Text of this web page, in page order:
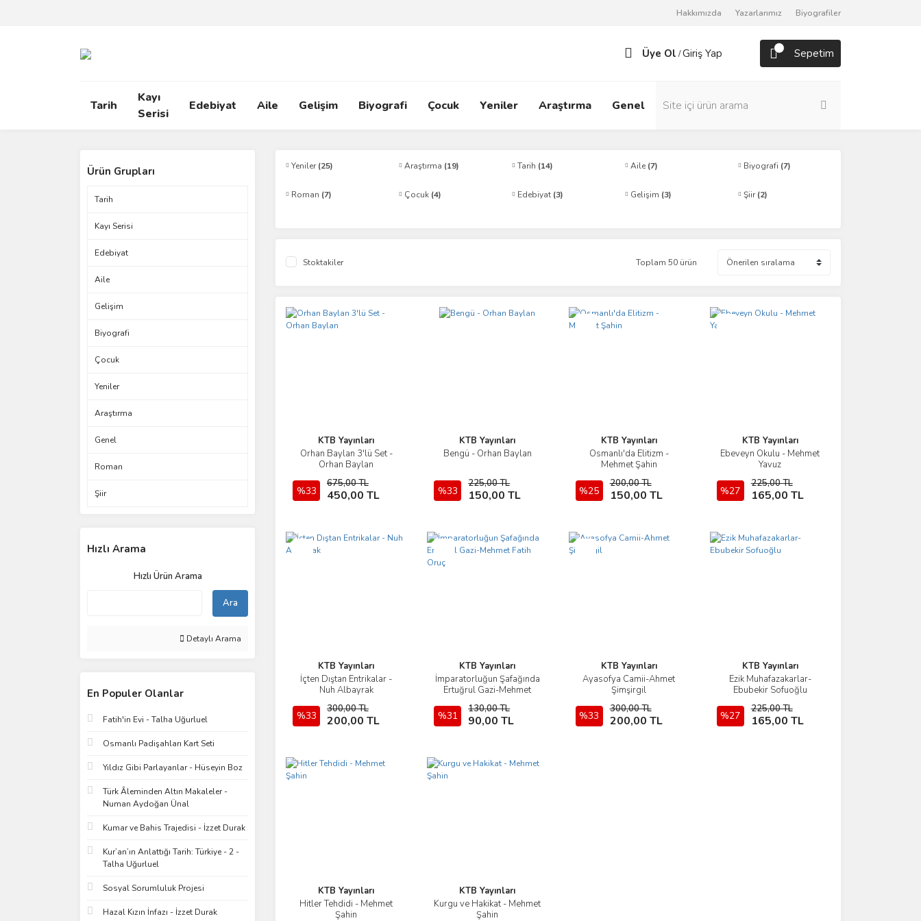
Hakkımızda Yazarlarımız Biyografiler
Üye Ol /Giriş Yap Sepetim
Tarih
Kayı
Serisi
Edebiyat Aile Gelişim Biyografi Çocuk Yeniler Araştırma Genel Roman
Ürün Grupları
Tarih
Kayı Serisi
Edebiyat
Aile
Gelişim
Biyografi
Çocuk
Yeniler
Araştırma
Genel
Roman
Şiir
Hızlı Arama
Hızlı Ürün Arama
Ara
Detaylı Arama
En Populer Olanlar
Fatih'in Evi - Talha Uğurluel
Osmanlı Padişahları Kart Seti
Yıldız Gibi Parlayanlar - Hüseyin Boz
Türk Âleminden Altın Makaleler -
Numan Aydoğan Ünal
Kumar ve Bahis Trajedisi - İzzet Durak
Kur’an’ın Anlattığı Tarih: Türkiye - 2 -
Talha Uğurluel
Sosyal Sorumluluk Projesi
Hazal Kızın İnfazı - İzzet Durak
Yeniler(25) Araştırma (19) Tarih (14) Aile (7) Biyografi (7)
Roman (7) Çocuk (4) Edebiyat (3) Gelişim (3) Şiir(2)
Stoktakiler Toplam 50 ürün
KTB Yayınları
Orhan Baylan 3'lü Set -
Orhan Baylan
%33
675,00 TL
450,00 TL
İncele
Sepete Ekle
KTB Yayınları
Bengü - Orhan Baylan
%33
225,00 TL
150,00 TL
İncele
Sepete Ekle
KTB Yayınları
Osmanlı'da Elitizm -
Mehmet Şahin
%25
200,00 TL
150,00 TL
İncele
Sepete Ekle
KTB Yayınları
Ebeveyn Okulu - Mehmet
Yavuz
%27
225,00 TL
165,00 TL
İncele
Sepete Ekle
KTB Yayınları
İçten Dıştan Entrikalar -
Nuh Albayrak
%33
300,00 TL
200,00 TL
İncele
Sepete Ekle
KTB Yayınları
İmparatorluğun Şafağında
Ertuğrul Gazi-Mehmet
%31
130,00 TL
90,00 TL
İncele
Sepete Ekle
KTB Yayınları
Ayasofya Camii-Ahmet
Şimşirgil
%33
300,00 TL
200,00 TL
İncele
Sepete Ekle
KTB Yayınları
Ezik Muhafazakarlar-
Ebubekir Sofuoğlu
%27
225,00 TL
165,00 TL
İncele
Sepete Ekle
KTB Yayınları
Hitler Tehdidi - Mehmet
Şahin
İncele
KTB Yayınları
Kurgu ve Hakikat - Mehmet
Şahin
İncele